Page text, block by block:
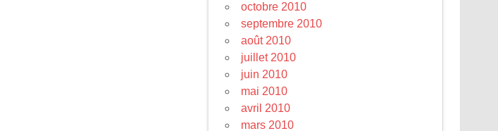
octobre 2010
septembre 2010
août 2010
juillet 2010
juin 2010
mai 2010
avril 2010
mars 2010